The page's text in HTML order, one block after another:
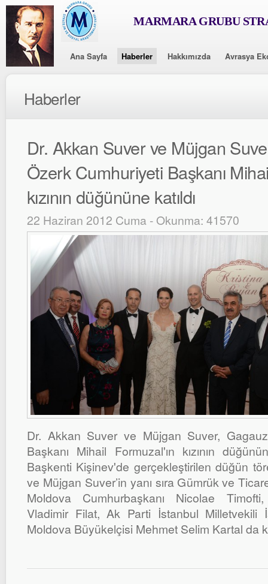
MARMARA GRUBU
Ana Sayfa Haberler Hakkımızda Avrasya
Haberler
Dr. Akkan Suver ve Müjgan
Özerk Cumhuriyeti Başkanı
kızının düğününe katıldı
22 Haziran 2012 Cuma - Okunma: 41570
Dr. Akkan Suver ve Müjgan Suver,
Başkanı Mihail Formuzal'ın kızının
Başkenti Kişinev'de gerçekleştirilen düğün
ve Müjgan Suver’in yanı sıra Gümrük ve
Moldova Cumhurbaşkanı Nicolae
Vladimir Filat, Ak Parti İstanbul Milletvekili
Moldova Büyükelçisi Mehmet Selim Kartal da